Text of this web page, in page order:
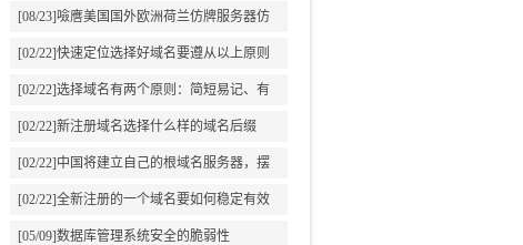
域名老域名交易老域名出售,高pr域名,百度搜
狗收录域名,外链反链域名
[08/23] 噞噟美国国外欧洲荷兰仿牌服务器仿
牌vps推荐仿牌空间主机,外贸抗投诉服务器,
免投诉vps,防投诉主机空间
[02/22]快速定位选择好域名要遵从以上原则
[02/22]选择域名有两个原则：简短易记、有
意义
[02/22]新注册域名选择什么样的域名后缀
[02/22] 中国将建立自己的根域名服务器，摆
脱美国牵制
[02/22]全新注册的一个域名要如何稳定有效
的增加网站权重?
[05/09]数据库管理系统安全的脆弱性